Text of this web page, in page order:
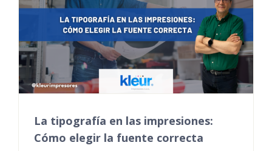
La tipografía en las impresiones:
Cómo elegir la fuente correcta